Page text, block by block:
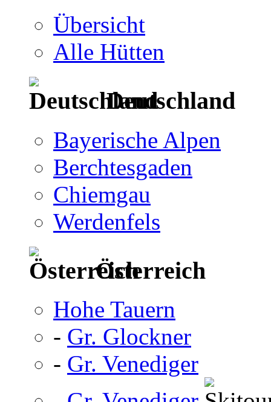
Übersicht
Alle Hütten
Deutschland
Bayerische Alpen
Berchtesgaden
Chiemgau
Werdenfels
Österreich
Hohe Tauern
- Gr. Glockner
- Gr. Venediger